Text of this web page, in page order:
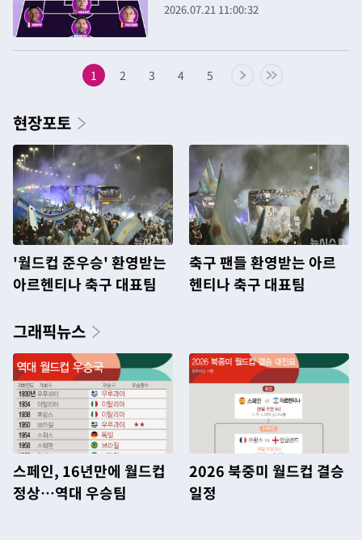
2026.07.21 11:00:32
1 2 3 4 5
현장포토
'월드컵 준우승' 환영받는
아르헨티나 축구 대표팀
축구 팬들 환영받는 아르
헨티나 축구 대표팀
그래픽뉴스
스페인, 16년만에 월드컵
정상…역대 우승팀
2026 북중미 월드컵 결승
일정